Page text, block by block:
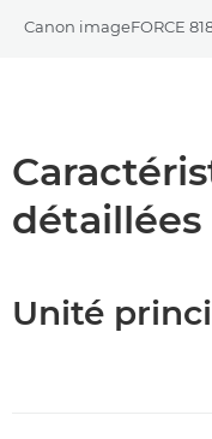
Canon imageFORCE
Assistance
détaillées
Unité